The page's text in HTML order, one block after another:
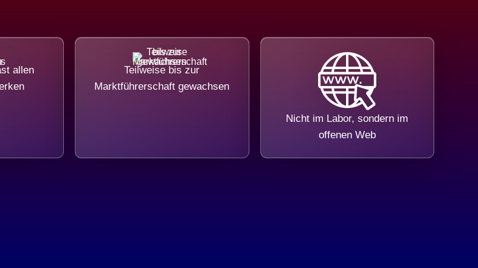
allen
Teilweise bis zur
Marktführerschaft gewachsen
Nicht im Labor, sondern im
offenen Web